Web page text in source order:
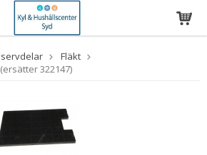
Fläkt
322147)